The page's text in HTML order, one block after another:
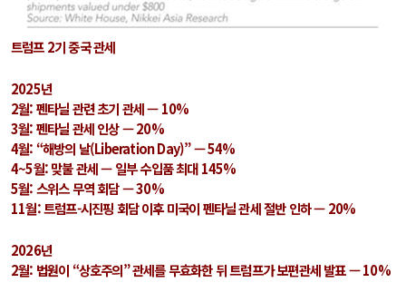
트럼프 2기 중국 관세
2025년
2월: 펜타닐 관련 초기 관세 — 10%
3월: 펜타닐 관세 인상 — 20%
4월: “해방의 날(Liberation Day)” — 54%
4~5월: 맞불 관세 — 일부 수입품 최대 145%
5월: 스위스 무역 회담 — 30%
11월: 트럼프-시진핑 회담 이후 미국이 펜타닐 관세 절반 인하 — 20%
2026년
2월: 법원이 “상호주의” 관세를 무효화한 뒤 트럼프가 보편관세 발표 — 10%